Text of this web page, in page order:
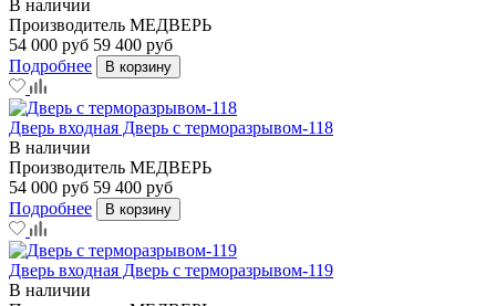
В наличии
Производитель МЕДВЕРЬ
54 000 руб 59 400 руб
Подробнее
В корзину
Дверь входная Дверь с терморазрывом-118
В наличии
Производитель МЕДВЕРЬ
54 000 руб 59 400 руб
Подробнее
В корзину
Дверь входная Дверь с терморазрывом-119
В наличии